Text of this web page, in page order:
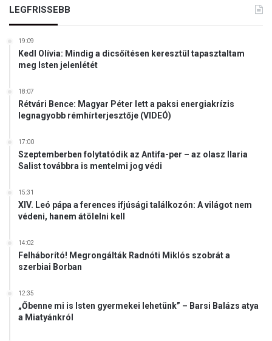
LEGFRISSEBB
19:09
Kedl Olívia: Mindig a dicsőítésen keresztül tapasztaltam
meg Isten jelenlétét
18:07
Rétvári Bence: Magyar Péter lett a paksi energiakrízis
legnagyobb rémhírterjesztője (VIDEÓ)
17:00
Szeptemberben folytatódik az Antifa-per – az olasz Ilaria
Salist továbbra is mentelmi jog védi
15:31
XIV. Leó pápa a ferences ifjúsági találkozón: A világot nem
védeni, hanem átölelni kell
14:02
Felháborító! Megrongálták Radnóti Miklós szobrát a
szerbiai Borban
12:35
„Őbenne mi is Isten gyermekei lehetünk” – Barsi Balázs atya
a Miatyánkról